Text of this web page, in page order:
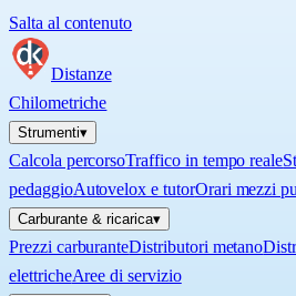
Salta al contenuto
Distanze
Chilometriche
Strumenti▾
Calcola percorsoTraffico in tempo reale
pedaggioAutovelox e tutorOrari mezzi
Carburante & ricarica▾
Prezzi carburanteDistributori metano
elettricheAree di servizio